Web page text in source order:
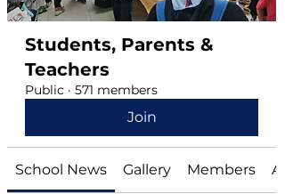
Students, Parents &
Teachers
Public · 571 members
Join
School News Gallery Members